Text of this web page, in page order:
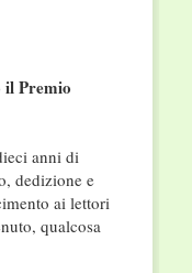
il Premio
anni di
dedizione e
ai lettori
qualcosa